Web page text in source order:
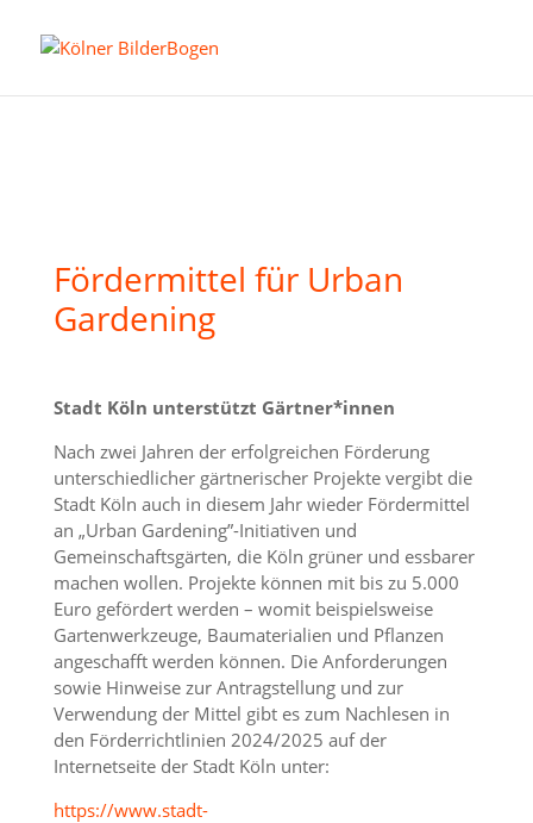
Fördermittel für Urban
Gardening
Stadt Köln unterstützt Gärtner*innen
Nach zwei Jahren der erfolgreichen Förderung
unterschiedlicher gärtnerischer Projekte vergibt die
Stadt Köln auch in diesem Jahr wieder Fördermittel
an „Urban Gardening”-Initiativen und
Gemeinschaftsgärten, die Köln grüner und essbarer
machen wollen. Projekte können mit bis zu 5.000
Euro gefördert werden – womit beispielsweise
Gartenwerkzeuge, Baumaterialien und Pflanzen
angeschafft werden können. Die Anforderungen
sowie Hinweise zur Antragstellung und zur
Verwendung der Mittel gibt es zum Nachlesen in
den Förderrichtlinien 2024/2025 auf der
Internetseite der Stadt Köln unter:
https://www.stadt-